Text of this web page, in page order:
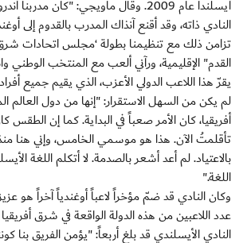
أيسلندا عام 2009. وقال ماويجي: "كان
النادي ذاته، وقد أقنع آنذاك المدرب بالقدوم إلى
تزامن ذلك مع تنظيمنا بطولة ‘مجلس اتحادات
القدم" الإقليمية، ورآني ألعب مع المنتخب الوطني
يقرّ هذا اللاعب الدولي الأعزب، الذي يقيم جميع أفراد
لم يكن من السهل الاستقرار: "إنها من دول العالم
أفريقيا، كان الأمر صعباً في البداية. كما إن الطقس
تأقلمتُ الآن. هذا هو موسمي الخامس، وإني هنا
بالاعتياد. لم أعد أشعر بالصدمة. لا أتكلم اللغة
اللغة."
وكان النادي قد ضمّ مؤخراً لاعباً أوغندياً آخراً هو
عدد اللاعبين من هذه الدولة الواقعة في شرق
النادي الأيسلندي قد بلغ أربعاً: "يؤمن الفريق بنا